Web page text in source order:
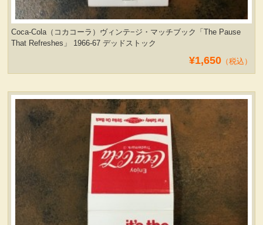
Coca-Cola（コカコーラ）ヴィンテ−ジ・マッチブック「The Pause
That Refreshes」 1966-67 デッドストック
¥1,650（税込）